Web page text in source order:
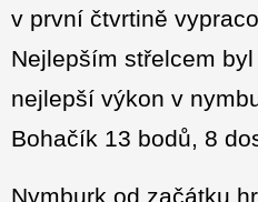
v první čtvrtině
Nejlepším střelcem
nejlepší výkon v
Bohačík 13 bodů, 8
Nymburk od začátku